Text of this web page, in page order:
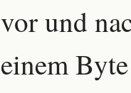
vor und
einem